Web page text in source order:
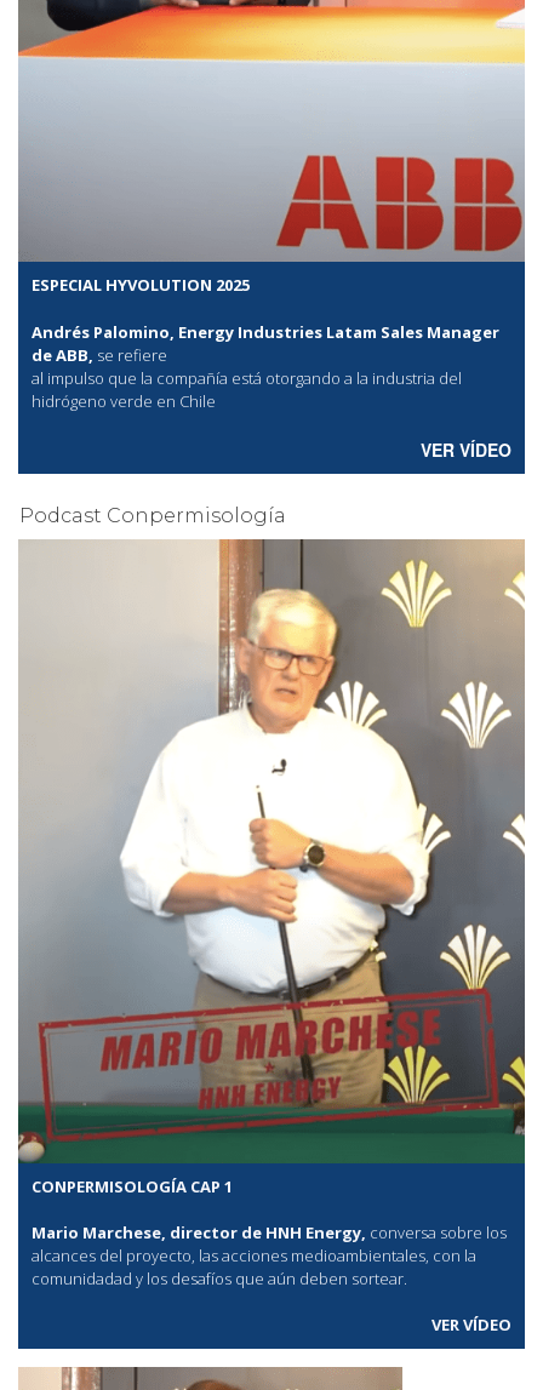
ESPECIAL HYVOLUTION 2025
Andrés Palomino, Energy Industries Latam Sales Manager
de ABB, se refiere
al impulso que la compañía está otorgando a la industria del
hidrógeno verde en Chile
VER VÍDEO
Podcast Conpermisología
CONPERMISOLOGÍA CAP 1
Mario Marchese, director de HNH Energy, conversa sobre los
alcances del proyecto, las acciones medioambientales, con la
comunidadad y los desafíos que aún deben sortear.
VER VÍDEO